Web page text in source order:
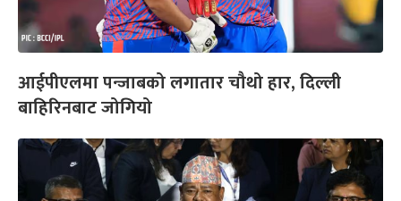
आईपीएलमा पन्जाबको लगातार चौथो हार, दिल्ली
बाहिरिनबाट जोगियो